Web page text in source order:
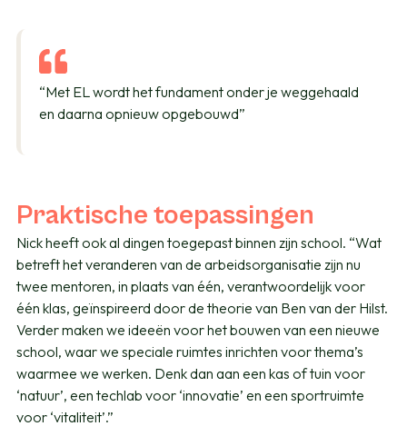
“Met EL wordt het fundament onder je weggehaald
en daarna opnieuw opgebouwd”
Praktische toepassingen
Nick heeft ook al dingen toegepast binnen zijn school. “Wat
betreft het veranderen van de arbeidsorganisatie zijn nu
twee mentoren, in plaats van één, verantwoordelijk voor
één klas, geïnspireerd door de theorie van Ben van der Hilst.
Verder maken we ideeën voor het bouwen van een nieuwe
school, waar we speciale ruimtes inrichten voor thema’s
waarmee we werken. Denk dan aan een kas of tuin voor
‘natuur’, een techlab voor ‘innovatie’ en een sportruimte
voor ‘vitaliteit’.”